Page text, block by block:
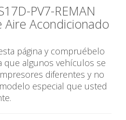
PV7-REMAN
Acondicionado
página y compruébelo
que algunos vehículos se
diferentes y no
especial que usted